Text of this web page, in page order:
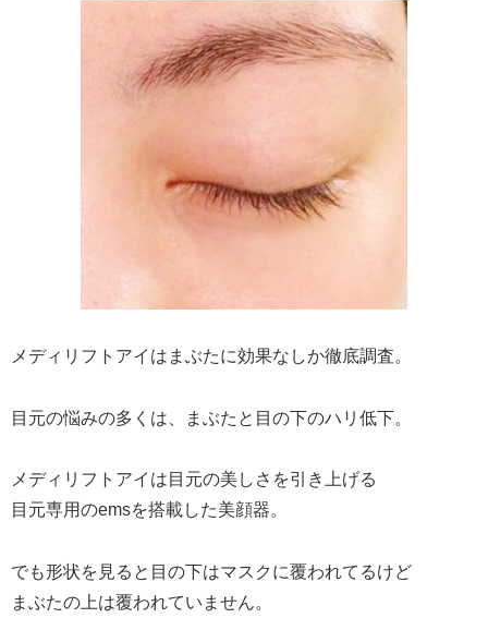
メディリフトアイはまぶたに効果なしか徹底調査。
目元の悩みの多くは、まぶたと目の下のハリ低下。
メディリフトアイは目元の美しさを引き上げる
目元専用のemsを搭載した美顔器。
でも形状を見ると目の下はマスクに覆われてるけど
まぶたの上は覆われていません。